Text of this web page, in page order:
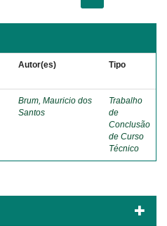
Autor(es) Tipo
Brum, Mauricio dos
Santos
Trabalho
de
Conclusão
de Curso
Técnico